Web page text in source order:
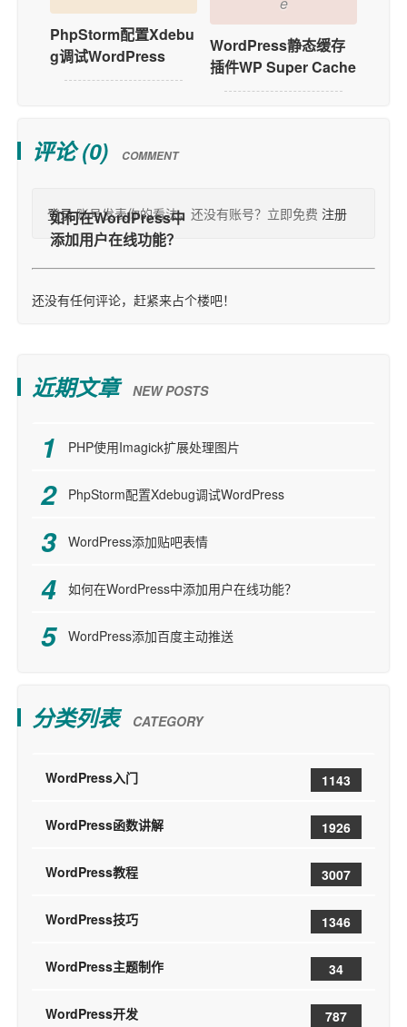
PhpStorm配置Xdebu
g调试WordPress
WordPress静态缓存
插件WP Super Cache
评论 (0) COMMENT
登录账号发表你的看法，还没有账号？立即免费 注册
还没有任何评论，赶紧来占个楼吧！
近期文章 NEW POSTS
PHP使用Imagick扩展处理图片
PhpStorm配置Xdebug调试WordPress
WordPress添加贴吧表情
如何在WordPress中添加用户在线功能？
WordPress添加百度主动推送
分类列表 CATEGORY
WordPress入门 1143
WordPress函数讲解 1926
WordPress教程 3007
WordPress技巧 1346
WordPress主题制作 34
WordPress开发 787